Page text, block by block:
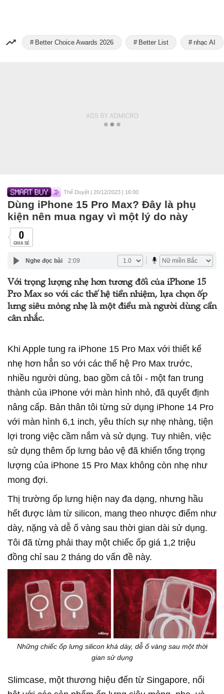
Better Choice Awards 2026 Better List nhạc AI
Thế Duyệt | 20/12/2023 | 16:00
Dùng iPhone 15 Pro Max? Đây là phụ
kiện nên mua ngay vì một lý do này
0
CHIA SẺ
Nghe đọc bài 2:09
Với trọng lượng nhẹ hơn tương đối của iPhone 15
Pro Max so với các thế hệ tiền nhiệm, lựa chọn ốp
lưng siêu mỏng nhẹ là một điều mà người dùng cần
cân nhắc.
Khi Apple tung ra iPhone 15 Pro Max với thiết kế
nhẹ hơn hẳn so với các thế hệ Pro Max trước,
nhiều người dùng, bao gồm cả tôi - một fan trung
thành của iPhone với màn hình nhỏ, đã quyết định
nâng cấp. Bản thân tôi từng sử dụng iPhone 14 Pro
với màn hình 6,1 inch, yêu thích sự nhẹ nhàng, tiện
lợi trong việc cầm nắm và sử dụng. Tuy nhiên, việc
sử dụng thêm ốp lưng bảo vệ đã khiến tổng trọng
lượng của iPhone 15 Pro Max không còn nhẹ như
mong đợi.
Thị trường ốp lưng hiện nay đa dạng, nhưng hầu
hết được làm từ silicon, mang theo nhược điểm như
dày, nặng và dễ ố vàng sau thời gian dài sử dụng.
Tôi đã từng phải thay một chiếc ốp giá 1,2 triệu
đồng chỉ sau 2 tháng do vấn đề này.
Những chiếc ốp lưng silicon khá dày, dễ ố vàng sau một thời
gian sử dụng
Slimcase, một thương hiệu đến từ Singapore, nổi